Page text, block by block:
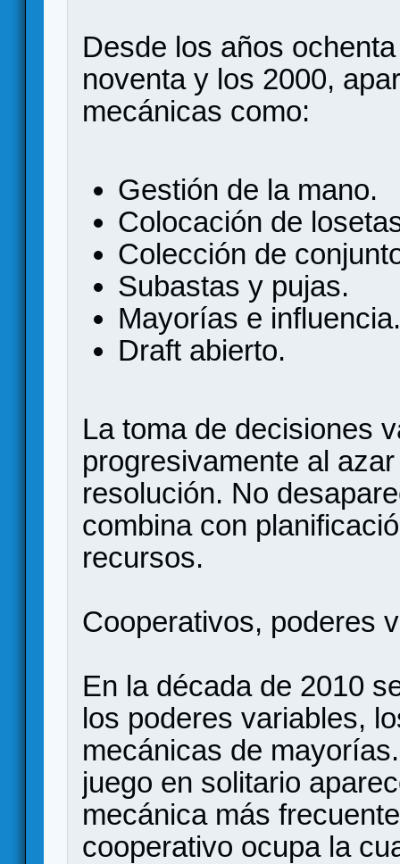
Desde los años
noventa y los 2000,
mecánicas como:
Gestión de la mano.
Colocación de
Colección de
Subastas y pujas.
Mayorías e influencia.
Draft abierto.
La toma de decisiones
progresivamente al
resolución. No
combina con
recursos.
Cooperativos, poderes
En la década de 2010
los poderes variables,
mecánicas de
juego en solitario
mecánica más
cooperativo ocupa la